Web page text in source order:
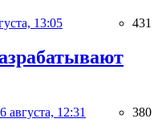
13:05 431
августа, 12:31 380